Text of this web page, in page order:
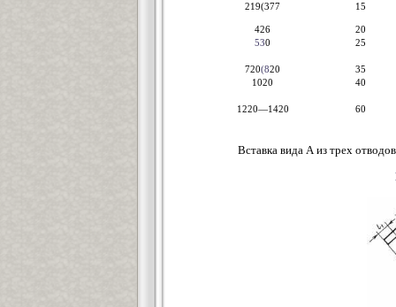
219(377
15
426
20
530 25
720(820
35
1020
40
1220—1420 60
Вставка вида А из трех